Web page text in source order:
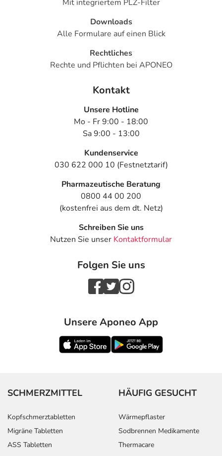
Mit integriertem PLZ-Filter
Downloads
Alle Formulare auf einen Blick
Rechtliches
Rechte und Pflichten bei APONEO
Kontakt
Unsere Hotline
Mo - Fr 9:00 - 18:00
Sa 9:00 - 13:00
Kundenservice
030 622 000 10 (Festnetztarif)
Pharmazeutische Beratung
0800 44 00 200
(kostenfrei aus dem dt. Netz)
Schreiben Sie uns
Nutzen Sie unser Kontaktformular
Folgen Sie uns
Unsere Aponeo App
SCHMERZMITTEL
Kopfschmerztabletten
Migräne Tabletten
ASS Tabletten
HÄUFIG GESUCHT
Wärmepflaster
Sodbrennen Medikamente
Thermacare